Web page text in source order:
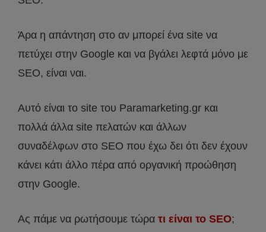
Άρα η απάντηση στο αν μπορεί ένα site να
πετύχει στην Google και να βγάλει λεφτά μόνο με
SEO, είναι ναι.
Αυτό είναι το site του Paramarketing.gr και
πολλά άλλα site πελατών και άλλων
συναδέλφων στο SEO που έχω δει ότι δεν έχουν
κάνει κάτι άλλο πέρα από οργανική προώθηση
στην Google.
Ας πάμε να ρωτήσουμε τώρα τι είναι το SEO;